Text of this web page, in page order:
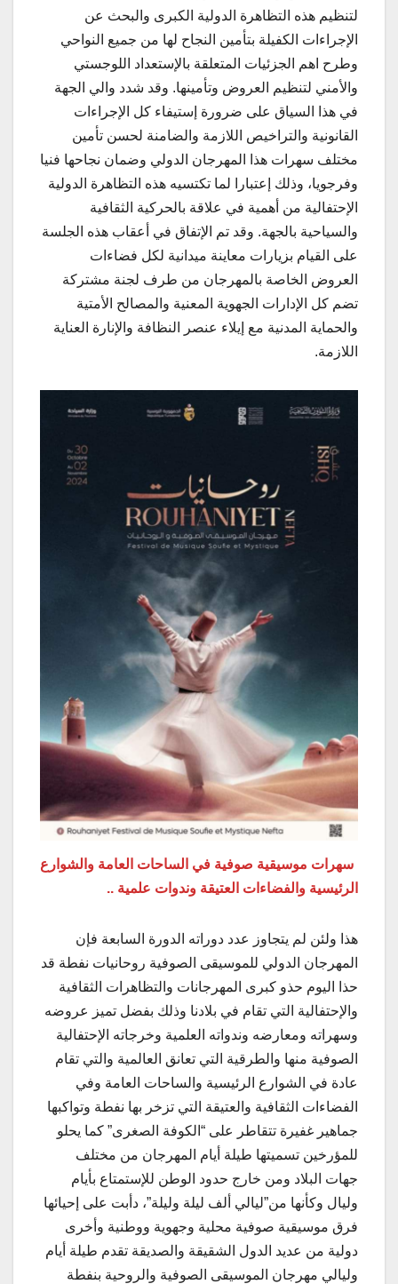
لتنظيم هذه التظاهرة الدولية الكبرى والبحث عن
الإجراءات الكفيلة بتأمين النجاح لها من جميع النواحي
وطرح اهم الجزئيات المتعلقة بالإستعداد اللوجستي
والأمني لتنظيم العروض وتأمينها. وقد شدد والي الجهة
في هذا السياق على ضرورة إستيفاء كل الإجراءات
القانونية والتراخيص اللازمة والضامنة لحسن تأمين
مختلف سهرات هذا المهرجان الدولي وضمان نجاحها فنيا
وفرجويا، وذلك إعتبارا لما تكتسيه هذه التظاهرة الدولية
الإحتفالية من أهمية في علاقة بالحركية الثقافية
والسياحية بالجهة. وقد تم الإتفاق في أعقاب هذه الجلسة
على القيام بزيارات معاينة ميدانية لكل فضاءات
العروض الخاصة بالمهرجان من طرف لجنة مشتركة
تضم كل الإدارات الجهوية المعنية والمصالح الأمتية
والحماية المدنية مع إيلاء عنصر النظافة والإنارة العناية
اللازمة.
سهرات موسيقية صوفية في الساحات العامة والشوارع
الرئيسية والفضاءات العتيقة وندوات علمية ..
هذا ولئن لم يتجاوز عدد دوراته الدورة السابعة فإن
المهرجان الدولي للموسيقى الصوفية روحانيات نفطة قد
حذا اليوم حذو كبرى المهرجانات والتظاهرات الثقافية
والإحتفالية التي تقام في بلادنا وذلك بفضل تميز عروضه
وسهراته ومعارضه وندواته العلمية وخرجاته الإحتفالية
الصوفية منها والطرقية التي تعانق العالمية والتي تقام
عادة في الشوارع الرئيسية والساحات العامة وفي
الفضاءات الثقافية والعتيقة التي تزخر بها نفطة وتواكبها
جماهير غفيرة تتقاطر على “الكوفة الصغرى” كما يحلو
للمؤرخين تسميتها طيلة أيام المهرجان من مختلف
جهات البلاد ومن خارج حدود الوطن للإستمتاع بأيام
وليال وكأنها من”ليالي ألف ليلة وليلة”، دأبت على إحيائها
فرق موسيقية صوفية محلية وجهوية ووطنية وأخرى
دولية من عديد الدول الشقيقة والصديقة تقدم طيلة أيام
وليالي مهرجان الموسيقى الصوفية والروحية بنفطة